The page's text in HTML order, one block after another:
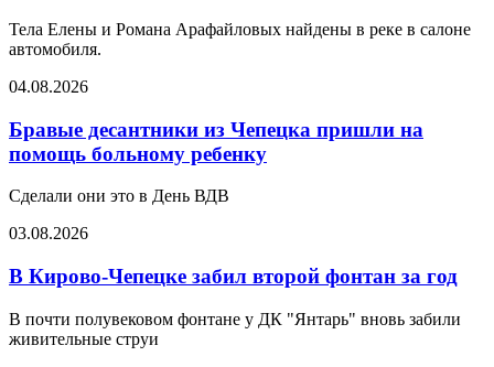
Тела Елены и Романа Арафайловых найдены в реке в салоне
автомобиля.
04.08.2026
Бравые десантники из Чепецка пришли на
помощь больному ребенку
Сделали они это в День ВДВ
03.08.2026
В Кирово-Чепецке забил второй фонтан за год
В почти полувековом фонтане у ДК "Янтарь" вновь забили
живительные струи